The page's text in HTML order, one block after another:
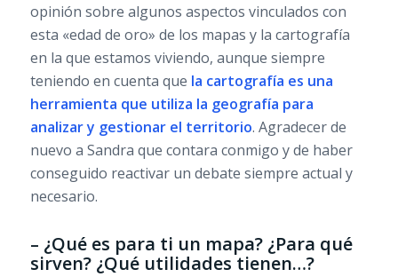
opinión sobre algunos aspectos vinculados con
esta «edad de oro» de los mapas y la cartografía
en la que estamos viviendo, aunque siempre
teniendo en cuenta que la cartografía es una
herramienta que utiliza la geografía para
analizar y gestionar el territorio. Agradecer de
nuevo a Sandra que contara conmigo y de haber
conseguido reactivar un debate siempre actual y
necesario.
– ¿Qué es para ti un mapa? ¿Para qué
sirven? ¿Qué utilidades tienen…?